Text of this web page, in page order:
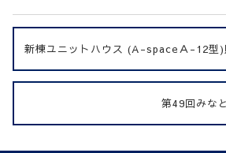
新棟ユニットハウス (A-spaceＡ-12型)
第49回みな